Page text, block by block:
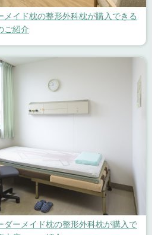
メイド枕の整形外科枕が購入できる
ご紹介
ダーメイド枕の整形外科枕が購入で